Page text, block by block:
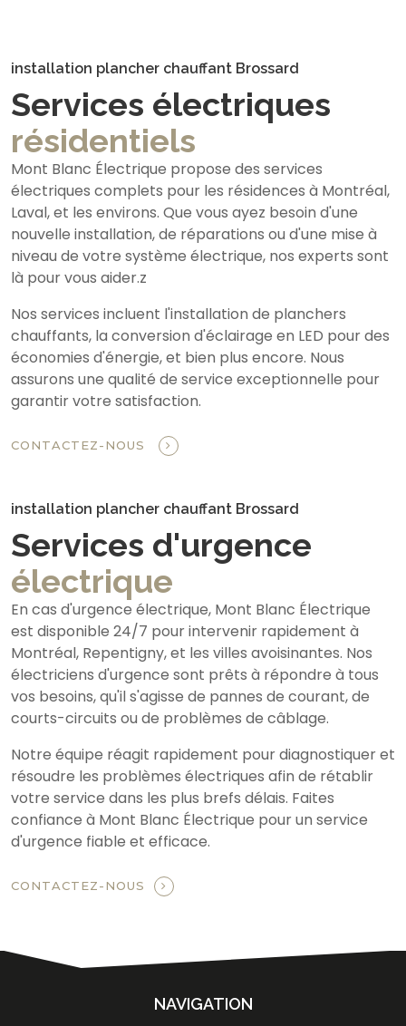
installation plancher chauffant Brossard
Services électriques
résidentiels
Mont Blanc Électrique propose des services
électriques complets pour les résidences à Montréal,
Laval, et les environs. Que vous ayez besoin d'une
nouvelle installation, de réparations ou d'une mise à
niveau de votre système électrique, nos experts sont
là pour vous aider.z
Nos services incluent l'installation de planchers
chauffants, la conversion d'éclairage en LED pour des
économies d'énergie, et bien plus encore. Nous
assurons une qualité de service exceptionnelle pour
garantir votre satisfaction.
CONTACTEZ-NOUS
installation plancher chauffant Brossard
Services d'urgence
électrique
En cas d'urgence électrique, Mont Blanc Électrique
est disponible 24/7 pour intervenir rapidement à
Montréal, Repentigny, et les villes avoisinantes. Nos
électriciens d'urgence sont prêts à répondre à tous
vos besoins, qu'il s'agisse de pannes de courant, de
courts-circuits ou de problèmes de câblage.
Notre équipe réagit rapidement pour diagnostiquer et
résoudre les problèmes électriques afin de rétablir
votre service dans les plus brefs délais. Faites
confiance à Mont Blanc Électrique pour un service
d'urgence fiable et efficace.
CONTACTEZ-NOUS
NAVIGATION